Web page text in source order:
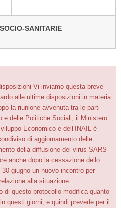
SANITARIE
Vi inviamo questa breve
alle ultime disposizioni in materia
la riunione avvenuta tra le parti
e delle Politiche Sociali, il Ministero
Economico e dell’INAIL è
di aggiornamento delle
della diffusione del virus SARS-
anche dopo la cessazione dello
giugno un nuovo incontro per
alla situazione
di questo protocollo modifica quanto
questi giorni, e quindi prevede per il